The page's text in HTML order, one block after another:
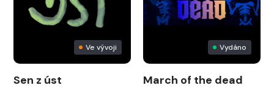
Ve vývoji
Sen z úst
Vydáno
March of the dead